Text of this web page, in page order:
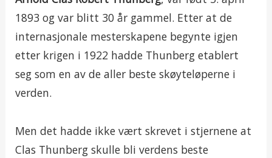
1893 og var blitt 30 år gammel. Etter at de
internasjonale mesterskapene begynte igjen
etter krigen i 1922 hadde Thunberg etablert
seg som en av de aller beste skøyteløperne i
verden.
Men det hadde ikke vært skrevet i stjernene at
Clas Thunberg skulle bli verdens beste